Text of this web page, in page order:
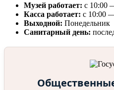
Музей работает: с 10:00
Касса работает: с 10:00
Выходной: Понедельник
Санитарный день: